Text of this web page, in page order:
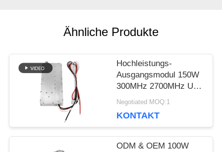
FORDERN
SIE EIN
ZITAT
SITEMAP
Ähnliche Produkte
Hochleistungs-
Ausgangsmodul 150W
300MHz 2700MHz UAV
FPV-Block-Jammer
Negotiated MOQ:1
KONTAKT
ODM & OEM 100W